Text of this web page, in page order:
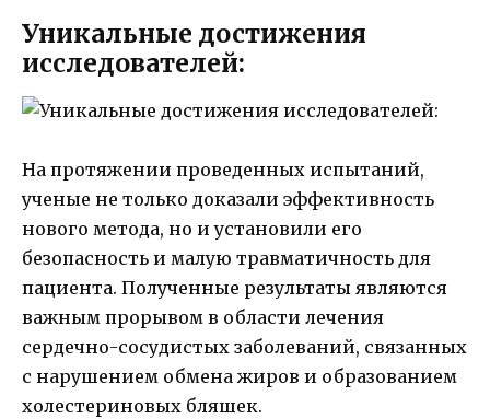
Уникальные достижения
исследователей:
На протяжении проведенных испытаний,
ученые не только доказали эффективность
нового метода, но и установили его
безопасность и малую травматичность для
пациента. Полученные результаты являются
важным прорывом в области лечения
сердечно-сосудистых заболеваний, связанных
с нарушением обмена жиров и образованием
холестериновых бляшек.